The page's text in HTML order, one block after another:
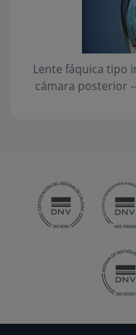
Lente fáquica tipo
cámara posterior